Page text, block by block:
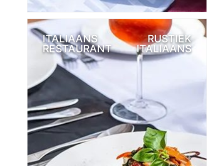
ITALIAANS
RESTAURANT
RUSTIEK
ITALIAANS